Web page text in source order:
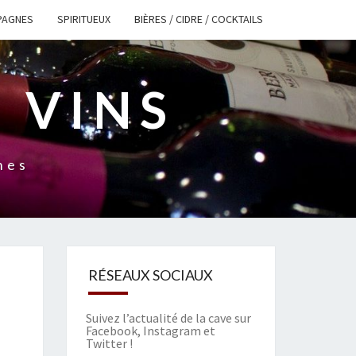
SPIRITUEUX BIÈRES / CIDRE / COCKTAILS
VINS
RÉSEAUX SOCIAUX
Suivez l’actualité de la cave sur
Facebook, Instagram et
Twitter!